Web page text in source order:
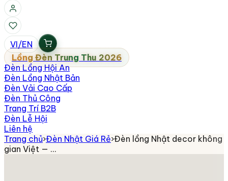
VI/EN
Lồng Đèn Trung Thu 2026
Đèn Lồng Hội An
Đèn Lồng Nhật Bản
Đèn Vải Cao Cấp
Đèn Thủ Công
Trang Trí B2B
Đèn Lễ Hội
Liên hệ
Trang chủ›Đèn Nhật Giá Rẻ›Đèn lồng Nhật decor không
gian Việt — …